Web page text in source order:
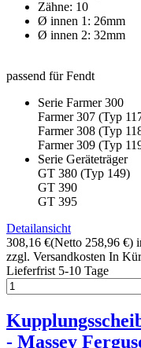
Zähne: 10
Ø innen 1: 26mm
Ø innen 2: 32mm
passend für Fendt
Serie Farmer 300
Farmer 307 (Typ
Farmer 308 (Typ
Farmer 309 (Typ
Serie Geräteträger
GT 380 (Typ 149)
GT 390
GT 395
Detailansicht
308,16 €(Netto 258,96 €)
zzgl. Versandkosten In
Lieferfrist 5-10 Tage
- Massey